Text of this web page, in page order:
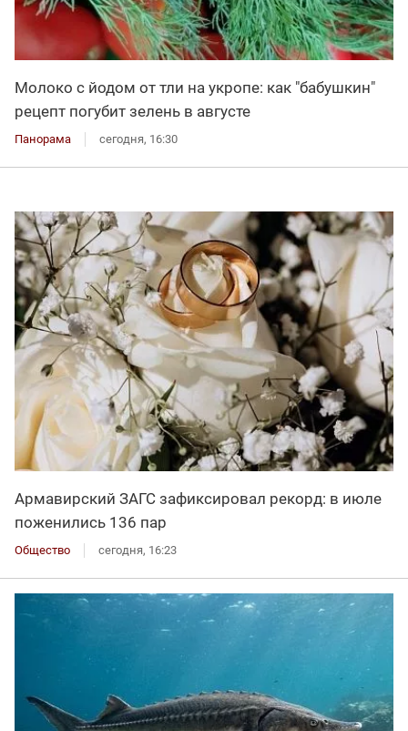
Молоко с йодом от тли на укропе: как "бабушкин"
рецепт погубит зелень в августе
Панорама сегодня, 16:30
Армавирский ЗАГС зафиксировал рекорд: в июле
поженились 136 пар
Общество сегодня, 16:23